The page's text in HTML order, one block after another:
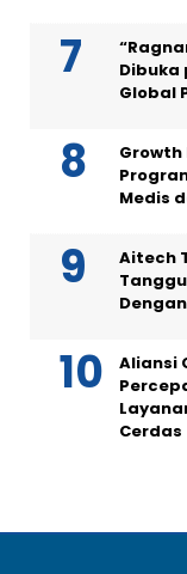
Dibuka
Global
Medis
Aitech
Dengan
Aliansi
Cerdas